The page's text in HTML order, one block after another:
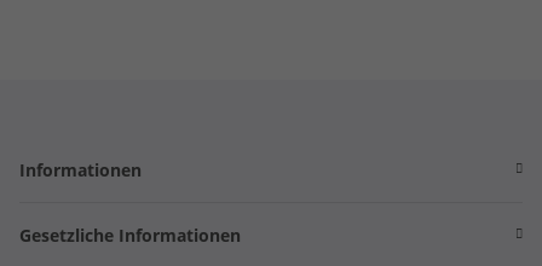
Informationen
Gesetzliche Informationen